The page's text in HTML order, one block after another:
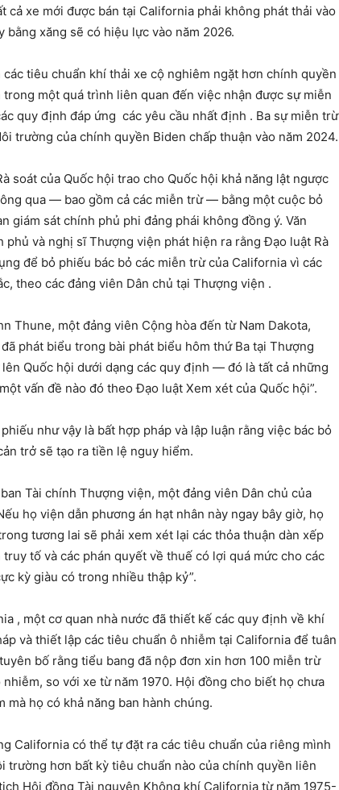
cả xe mới được bán tại California phải không phát thải vào
xăng sẽ có hiệu lực vào năm 2026.
tiêu chuẩn khí thải xe cộ nghiêm ngặt hơn chính quyền
một quá trình liên quan đến việc nhận được sự miễn
quy định đáp ứng các yêu cầu nhất định . Ba sự miễn trừ
trường của chính quyền Biden chấp thuận vào năm 2024.
soát của Quốc hội trao cho Quốc hội khả năng lật ngược
qua — bao gồm cả các miễn trừ — bằng một cuộc bỏ
giám sát chính phủ phi đảng phái không đồng ý. Văn
và nghị sĩ Thượng viện phát hiện ra rằng Đạo luật Rà
để bỏ phiếu bác bỏ các miễn trừ của California vì các
theo các đảng viên Dân chủ tại Thượng viện .
Thune, một đảng viên Cộng hòa đến từ Nam Dakota,
phát biểu trong bài phát biểu hôm thứ Ba tại Thượng
Quốc hội dưới dạng các quy định — đó là tất cả những
vấn đề nào đó theo Đạo luật Xem xét của Quốc hội”.
như vậy là bất hợp pháp và lập luận rằng việc bác bỏ
trở sẽ tạo ra tiền lệ nguy hiểm.
Tài chính Thượng viện, một đảng viên Dân chủ của
họ viện dẫn phương án hạt nhân này ngay bây giờ, họ
tương lai sẽ phải xem xét lại các thỏa thuận dàn xếp
tố và các phán quyết về thuế có lợi quá mức cho các
kỳ giàu có trong nhiều thập kỷ”.
, một cơ quan nhà nước đã thiết kế các quy định về khí
và thiết lập các tiêu chuẩn ô nhiễm tại California để tuân
bố rằng tiểu bang đã nộp đơn xin hơn 100 miễn trừ
so với xe từ năm 1970. Hội đồng cho biết họ chưa
họ có khả năng ban hành chúng.
California có thể tự đặt ra các tiêu chuẩn của riêng mình
trường hơn bất kỳ tiêu chuẩn nào của chính quyền liên
Hội đồng Tài nguyên Không khí California từ năm 1975-